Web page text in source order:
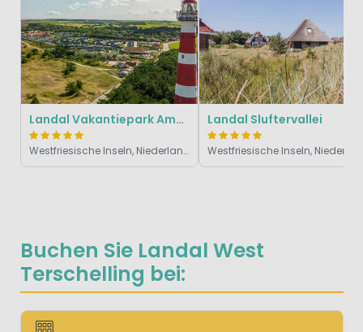
Buchen Sie Landal West
Terschelling bei:
Landal Vakantiepark Ameland
Westfriesische Inseln, Niederlande
Landal Sluftervallei